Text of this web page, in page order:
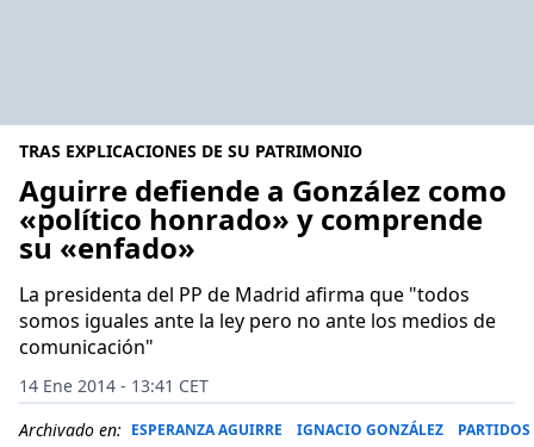
TRAS EXPLICACIONES DE SU PATRIMONIO
Aguirre defiende a González como
«político honrado» y comprende
su «enfado»
La presidenta del PP de Madrid afirma que "todos
somos iguales ante la ley pero no ante los medios de
comunicación"
14 Ene 2014 - 13:41 CET
Archivado en: ESPERANZA AGUIRRE IGNACIO GONZÁLEZ